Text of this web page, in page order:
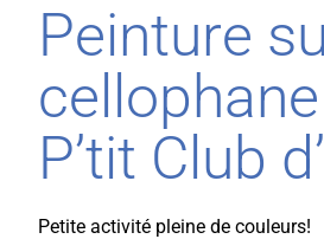
Peinture
P’tit Club
Petite activité pleine de couleurs!